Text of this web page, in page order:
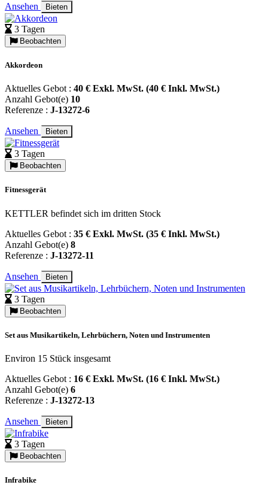
Ansehen Bieten
3 Tagen
Beobachten
Akkordeon
Aktuelles Gebot : 40 € Exkl. MwSt. (40 € Inkl. MwSt.)
Anzahl Gebot(e) 10
Referenze : J-13272-6
Ansehen Bieten
3 Tagen
Beobachten
Fitnessgerät
KETTLER befindet sich im dritten Stock
Aktuelles Gebot : 35 € Exkl. MwSt. (35 € Inkl. MwSt.)
Anzahl Gebot(e) 8
Referenze : J-13272-11
Ansehen Bieten
3 Tagen
Beobachten
Set aus Musikartikeln, Lehrbüchern, Noten und Instrumenten
Environ 15 Stück insgesamt
Aktuelles Gebot : 16 € Exkl. MwSt. (16 € Inkl. MwSt.)
Anzahl Gebot(e) 6
Referenze : J-13272-13
Ansehen Bieten
3 Tagen
Beobachten
Infrabike